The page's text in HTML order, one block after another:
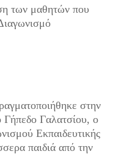
των μαθητών που
στην
Γαλατσίου, ο
Εκπαιδευτικής
παιδιά από την